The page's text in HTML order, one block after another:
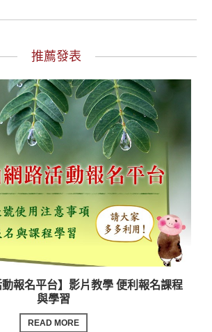
推薦發表
動報名平台】影片教學 便利報名課程
與學習
READ MORE